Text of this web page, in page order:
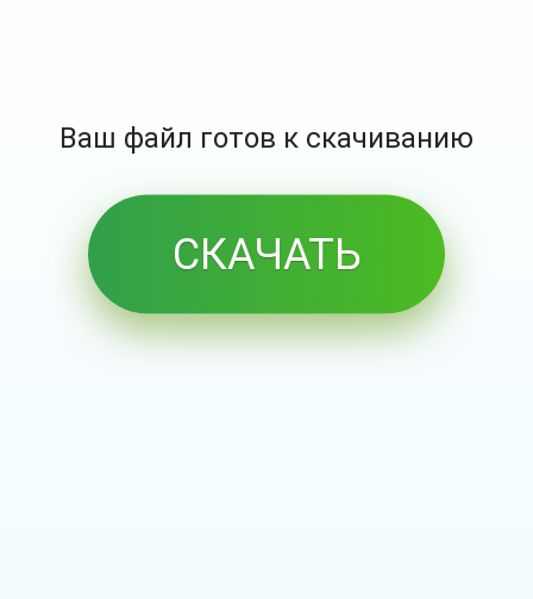
Ваш файл готов к скачиванию
СКАЧАТЬ